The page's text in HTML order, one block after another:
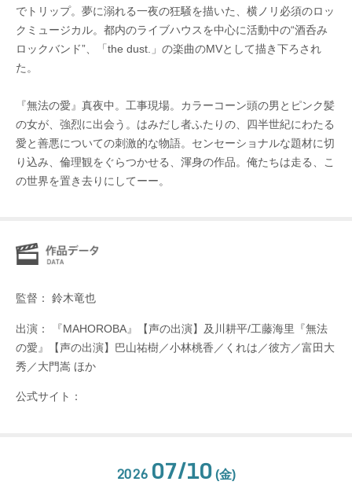
でトリップ。夢に溺れる一夜の狂騒を描いた、横ノリ必須のロッ
クミュージカル。都内のライブハウスを中心に活動中の“酒呑み
ロックバンド”、「the dust.」の楽曲のMVとして描き下ろされ
た。
『無法の愛』真夜中。工事現場。カラーコーン頭の男とピンク髪
の女が、強烈に出会う。はみだし者ふたりの、四半世紀にわたる
愛と善悪についての刺激的な物語。センセーショナルな題材に切
り込み、倫理観をぐらつかせる、渾身の作品。俺たちは走る、こ
の世界を置き去りにしてーー。
監督： 鈴木竜也
出演： 『MAHOROBA』【声の出演】及川耕平/工藤海里『無法
の愛』【声の出演】巴山祐樹／小林桃香／くれは／彼方／富田大
秀／大門嵩 ほか
公式サイト：
2026 07/10 (金)